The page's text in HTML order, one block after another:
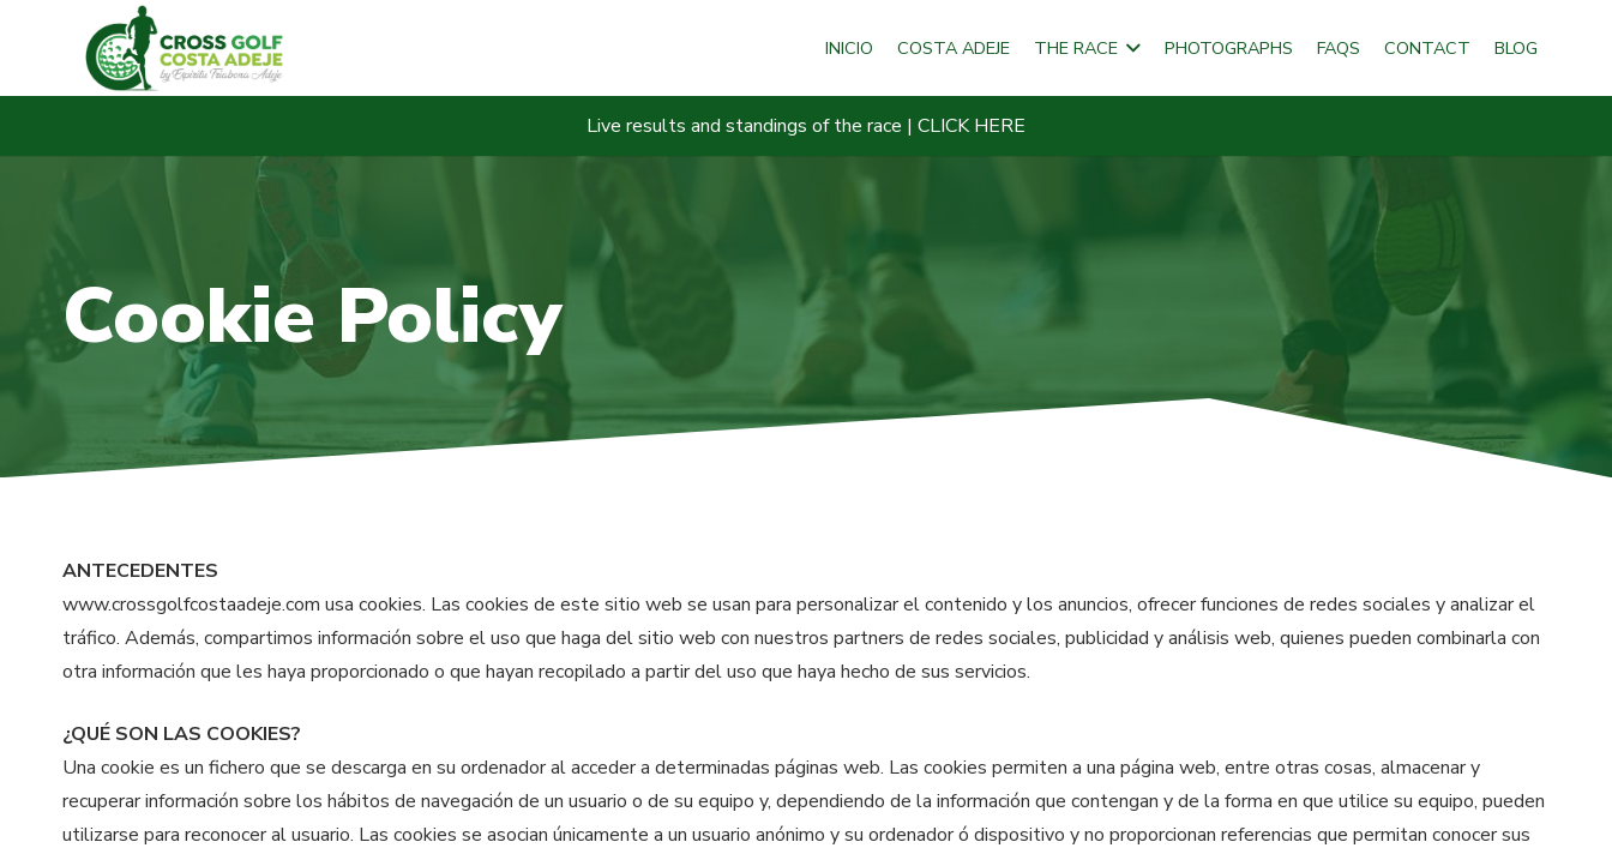
INICIO COSTA ADEJE THE RACE PHOTOGRAPHS FAQS CONTACT BLOG
Live results and standings of the race | CLICK HERE
Cookie Policy
ANTECEDENTES
www.crossgolfcostaadeje.com usa cookies. Las cookies de este sitio web se usan para personalizar el contenido y los anuncios, ofrecer funciones de redes sociales y analizar el
tráfico. Además, compartimos información sobre el uso que haga del sitio web con nuestros partners de redes sociales, publicidad y análisis web, quienes pueden combinarla con
otra información que les haya proporcionado o que hayan recopilado a partir del uso que haya hecho de sus servicios.
¿QUÉ SON LAS COOKIES?
Una cookie es un fichero que se descarga en su ordenador al acceder a determinadas páginas web. Las cookies permiten a una página web, entre otras cosas, almacenar y
recuperar información sobre los hábitos de navegación de un usuario o de su equipo y, dependiendo de la información que contengan y de la forma en que utilice su equipo, pueden
utilizarse para reconocer al usuario. Las cookies se asocian únicamente a un usuario anónimo y su ordenador ó dispositivo y no proporcionan referencias que permitan conocer sus